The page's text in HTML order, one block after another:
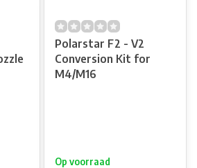
Polarstar F2 - V2
Conversion Kit for
M4/M16
Op voorraad